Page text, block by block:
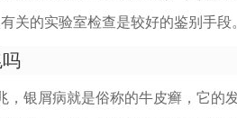
关的实验室检查是较好的鉴别手段
，银屑病就是俗称的牛皮癣，它的